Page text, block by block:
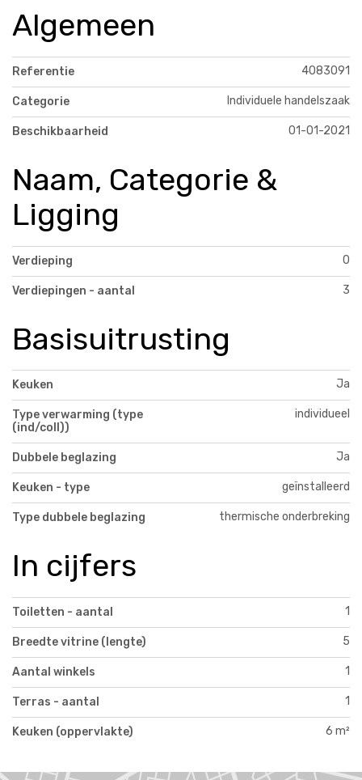
Algemeen
Referentie 4083091
Categorie Individuele handelszaak
Beschikbaarheid 01-01-2021
Naam, Categorie &
Ligging
Verdieping 0
Verdiepingen - aantal 3
Basisuitrusting
Keuken Ja
Type verwarming (type
(ind/coll))
individueel
Dubbele beglazing Ja
Keuken - type geïnstalleerd
Type dubbele beglazing thermische onderbreking
In cijfers
Toiletten - aantal 1
Breedte vitrine (lengte) 5
Aantal winkels 1
Terras - aantal 1
Keuken (oppervlakte) 6 m²